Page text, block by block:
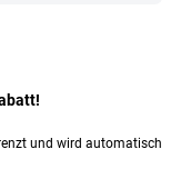
und wird automatisch